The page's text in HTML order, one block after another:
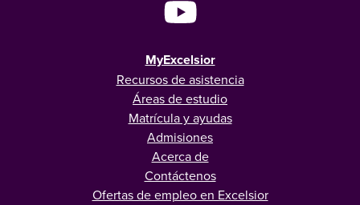
MyExcelsior
Recursos de asistencia
Áreas de estudio
Matrícula y ayudas
Admisiones
Acerca de
Contáctenos
Ofertas de empleo en Excelsior